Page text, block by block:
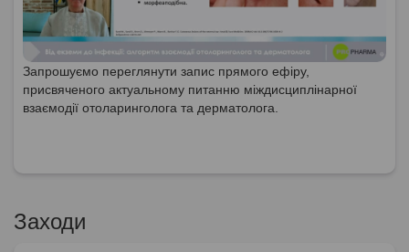
Запрошуємо переглянути запис прямого ефіру,
присвяченого актуальному питанню міждисциплінарної
взаємодії отоларинголога та дерматолога.
Заходи